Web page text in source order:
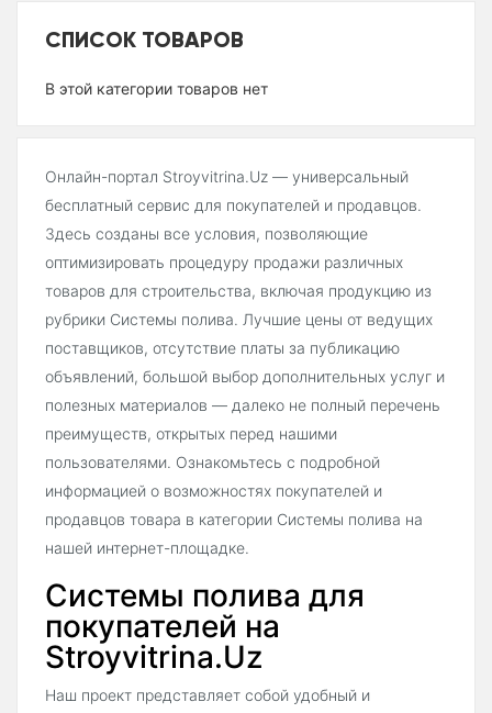
СПИСОК ТОВАРОВ
В этой категории товаров нет
Онлайн-портал Stroyvitrina.Uz — универсальный
бесплатный сервис для покупателей и продавцов.
Здесь созданы все условия, позволяющие
оптимизировать процедуру продажи различных
товаров для строительства, включая продукцию из
рубрики Системы полива. Лучшие цены от ведущих
поставщиков, отсутствие платы за публикацию
объявлений, большой выбор дополнительных услуг и
полезных материалов — далеко не полный перечень
преимуществ, открытых перед нашими
пользователями. Ознакомьтесь с подробной
информацией о возможностях покупателей и
продавцов товара в категории Системы полива на
нашей интернет-площадке.
Системы полива для
покупателей на
Stroyvitrina.Uz
Наш проект представляет собой удобный и